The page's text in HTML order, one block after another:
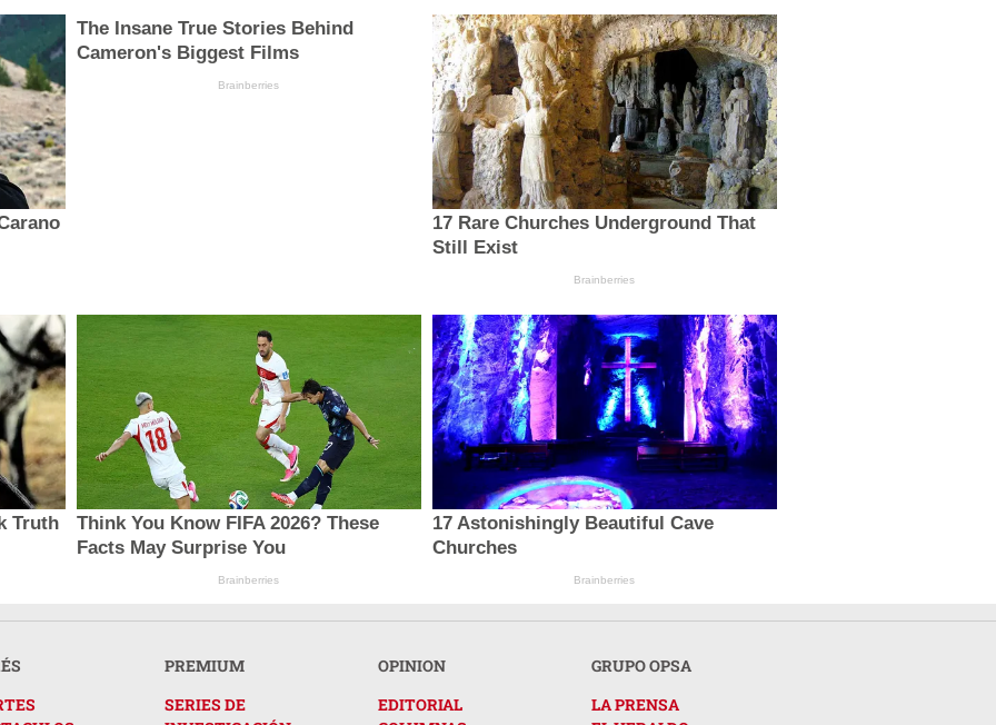
The Insane True Stories Behind
Cameron's Biggest Films
Brainberries
17 Rare Churches Underground That
Still Exist
Brainberries
Truth
Think You Know FIFA 2026? These
Facts May Surprise You
Brainberries
17 Astonishingly Beautiful Cave
Churches
Brainberries
PREMIUM
SERIES DE
OPINION
EDITORIAL
GRUPO OPSA
LA PRENSA